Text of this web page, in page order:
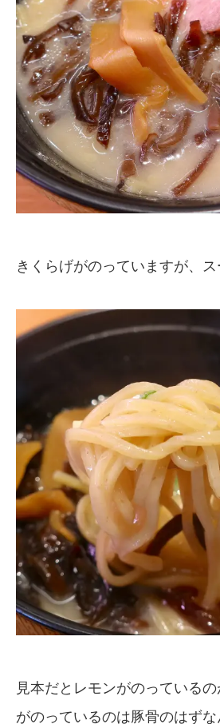
きくらげがのっていますが、
見本だとレモンがのっている
がのっているのは豚骨のはず